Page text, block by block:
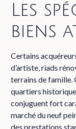
Les
biens
Certains
d’artiste, riads
terrains de famille.
quartiers
conjuguent fort
marché du neuf
des prestations